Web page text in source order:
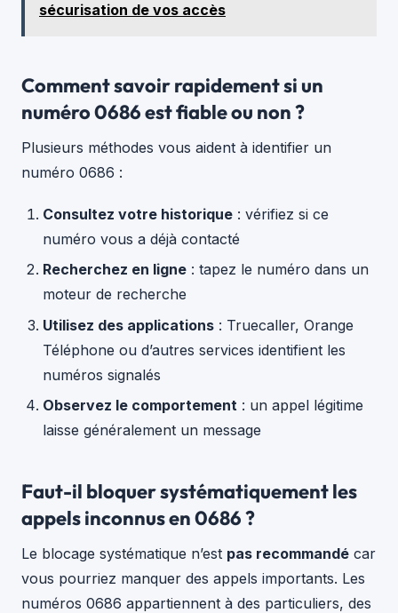
sécurisation de vos accès
Comment savoir rapidement si un
numéro 0686 est fiable ou non ?
Plusieurs méthodes vous aident à identifier un
numéro 0686 :
Consultez votre historique : vérifiez si ce
numéro vous a déjà contacté
Recherchez en ligne : tapez le numéro dans un
moteur de recherche
Utilisez des applications : Truecaller, Orange
Téléphone ou d’autres services identifient les
numéros signalés
Observez le comportement : un appel légitime
laisse généralement un message
Faut-il bloquer systématiquement les
appels inconnus en 0686 ?
Le blocage systématique n’est pas recommandé car
vous pourriez manquer des appels importants. Les
numéros 0686 appartiennent à des particuliers, des